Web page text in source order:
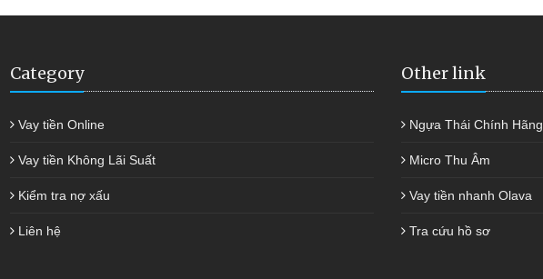
Category
Vay tiền Online
Vay tiền Không Lãi Suất
Kiểm tra nợ xấu
Liên hệ
Other link
Ngựa Thái Chính Hãng
Micro Thu Âm
Vay tiền nhanh Olava
Tra cứu hồ sơ